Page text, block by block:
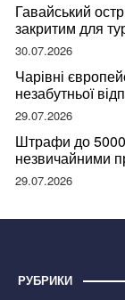
Гавайський
закритим для
відвідувачів
30.07.2026
Чарівні
незабутньої
29.07.2026
Штрафи до 5000
незвичайними
правдою
29.07.2026
РУБРИКИ